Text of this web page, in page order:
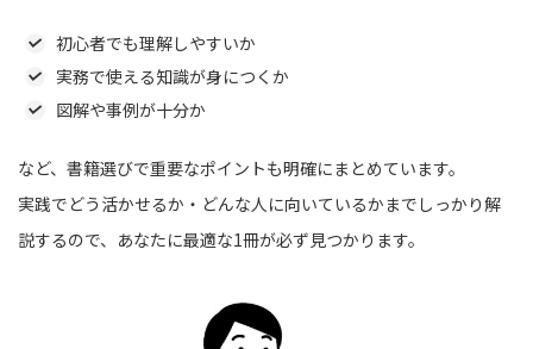
初心者でも理解しやすいか
実務で使える知識が身につくか
図解や事例が十分か
など、書籍選びで重要なポイントも明確にまとめています。
実践でどう活かせるか・どんな人に向いているかまでしっかり解
説するので、あなたに最適な1冊が必ず見つかります。